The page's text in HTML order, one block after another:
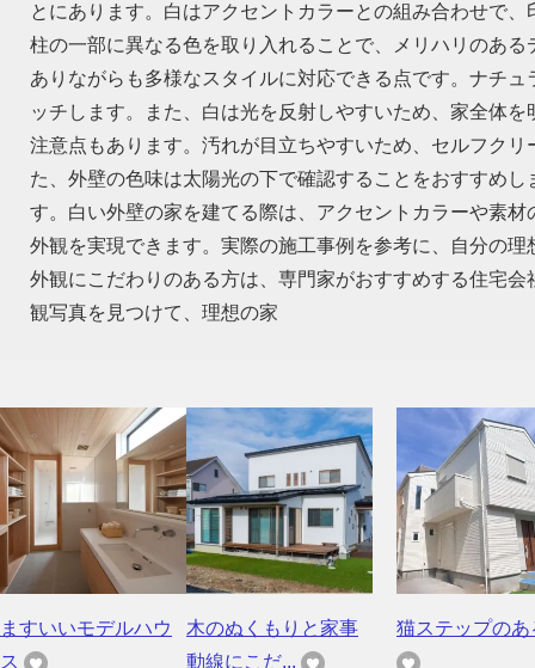
とにあります。白はアクセントカラーとの組み合わせで
柱の一部に異なる色を取り入れることで、メリハリのあ
ありながらも多様なスタイルに対応できる点です。ナチ
ッチします。また、白は光を反射しやすいため、家全体
注意点もあります。汚れが目立ちやすいため、セルフク
た、外壁の色味は太陽光の下で確認することをおすすめ
す。白い外壁の家を建てる際は、アクセントカラーや素
外観を実現できます。実際の施工事例を参考に、自分の
外観にこだわりのある方は、専門家がおすすめする住宅
観写真を見つけて、理想の家
ますいいモデルハウ
ス
木のぬくもりと家事
動線にこだ...
猫ステップのあ